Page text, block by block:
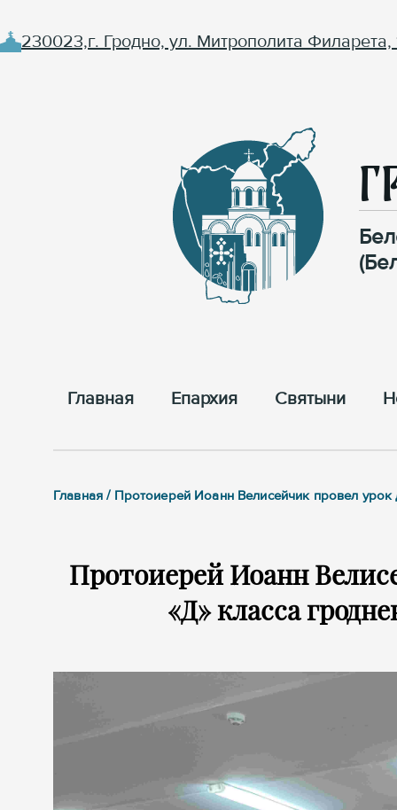
230023,г. Гродно, ул. Митрополита Филарета,
Главная Епархия Cвятыни
Главная / Протоиерей Иоанн Велисейчик провел
Протоиерей Иоанн
«Д» класса